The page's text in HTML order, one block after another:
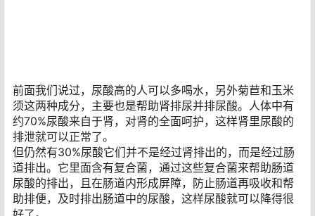
前面我们说过，尿酸高的人可以多喝水，另外菊苣和玉米
须这两种成分，主要也是帮助肾排尿并排尿酸。人体中有
约70%尿酸来自于肾，对肾的全面呵护，这样肾里尿酸的
排泄就可以正常了。
但仍然有30%尿酸它们并不是经过肾排出的，而是经过肠
道排出。它里面含有复合菌，通过这些复合菌来帮助肠道
尿酸的排出，且在肠道内形成屏障，防止肠道再吸收和帮
助排便，及时排出肠道中的尿酸，这样尿酸就可以降得很